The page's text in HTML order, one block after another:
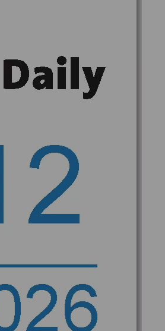
könnte als die Euphorie an
Aktien, Öl und
seit Jahresbeginn kräftig
liegt auf der Hand: Die
hoch – und die
Gefahr, den Kampf gegen
verlieren.
ist dabei die
den beiden Vorjahren
20 Billionen Dollar